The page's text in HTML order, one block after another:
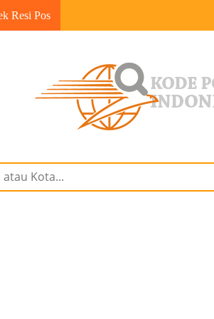
Resi Pos